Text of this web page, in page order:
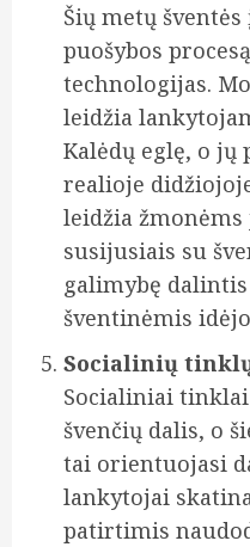
Šių metų
puošybos
technologijas.
leidžia
Kalėdų eglę, o
realioje
leidžia
susijusiais su
galimybę
šventinėmis
Socialinių
Socialiniai
švenčių dalis, o
tai orientuojasi
lankytojai
patirtimis